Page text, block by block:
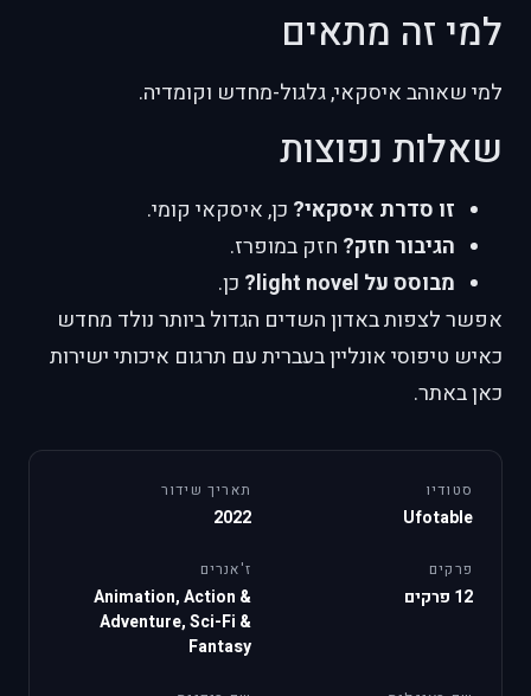
למי זה מתאים
למי שאוהב איסקאי, גלגול-מחדש וקומדיה.
שאלות נפוצות
זו סדרת איסקאי? כן, איסקאי קומי.
הגיבור חזק? חזק במופרז.
מבוסס על light novel?
כן.
אפשר לצפות באדון השדים הגדול ביותר נולד מחדש
כאיש טיפוסי אונליין בעברית עם תרגום איכותי ישירות
כאן באתר.
סטודיו
Ufotable
תאריך שידור
2022
פרקים
12 פרקים
ז'אנרים
Animation, Action &
Adventure, Sci-Fi &
Fantasy